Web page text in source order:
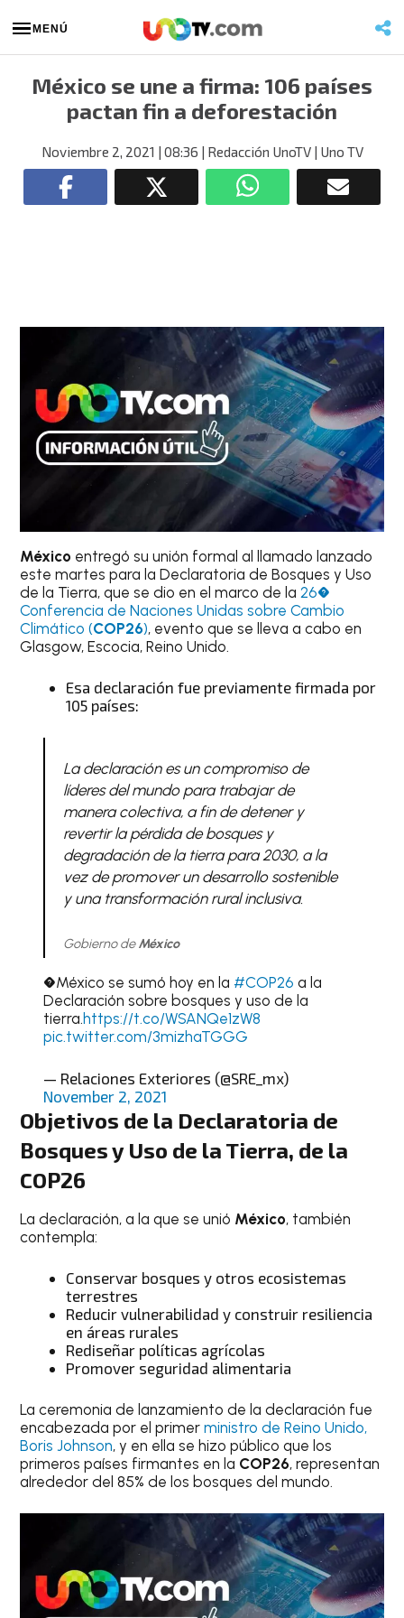
MENÚ
México se une a firma: 106 países
pactan fin a deforestación
Noviembre 2, 2021 | 08:36 | Redacción UnoTV| Uno TV
México entregó su unión formal al llamado lanzado
este martes para la Declaratoria de Bosques y Uso
de la Tierra, que se dio en el marco de la 26�
Conferencia de Naciones Unidas sobre Cambio
Climático (COP26), evento que se lleva a cabo en
Glasgow, Escocia, Reino Unido.
Esa declaración fue previamente firmada por
105 países:
La declaración es un compromiso de
líderes del mundo para trabajar de
manera colectiva, a fin de detener y
revertir la pérdida de bosques y
degradación de la tierra para 2030, a la
vez de promover un desarrollo sostenible
y una transformación rural inclusiva.
Gobierno deMéxico
�México se sumó hoy en la #COP26 a la
Declaración sobre bosques y uso de la
tierra.https://t.co/WSANQe1zW8
pic.twitter.com/3mizhaTGGG
— Relaciones Exteriores (@SRE_mx)
November 2, 2021
Objetivos de la Declaratoria de
Bosques y Uso de la Tierra, de la
COP26
La declaración, a la que se unió México, también
contempla:
Conservar bosques y otros ecosistemas
terrestres
Reducir vulnerabilidad y construir resiliencia
en áreas rurales
Rediseñar políticas agrícolas
Promover seguridad alimentaria
La ceremonia de lanzamiento de la declaración fue
encabezada por el primerministro de Reino Unido,
Boris Johnson, y en ella se hizo público que los
primeros países firmantes en la COP26, representan
alrededor del 85% de los bosques del mundo.